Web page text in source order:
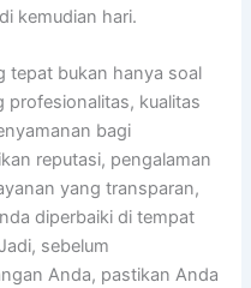
kemudian hari.
tepat bukan hanya soal
profesionalitas, kualitas
bagi
reputasi, pengalaman
yang transparan,
diperbaiki di tempat
sebelum
Anda, pastikan Anda